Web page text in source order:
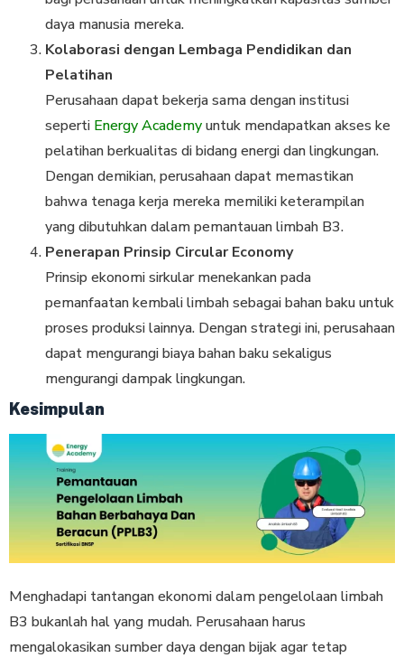
daya manusia mereka.
Kolaborasi dengan Lembaga Pendidikan dan
Pelatihan
Perusahaan dapat bekerja sama dengan institusi
seperti Energy Academyuntuk mendapatkan akses ke
pelatihan berkualitas di bidang energi dan lingkungan.
Dengan demikian, perusahaan dapat memastikan
bahwa tenaga kerja mereka memiliki keterampilan
yang dibutuhkan dalam pemantauan limbah B3.
Penerapan Prinsip Circular Economy
Prinsip ekonomi sirkular menekankan pada
pemanfaatan kembali limbah sebagai bahan baku untuk
proses produksi lainnya. Dengan strategi ini, perusahaan
dapat mengurangi biaya bahan baku sekaligus
mengurangi dampak lingkungan.
Kesimpulan
Menghadapi tantangan ekonomi dalam pengelolaan limbah
B3 bukanlah hal yang mudah. Perusahaan harus
mengalokasikan sumber daya dengan bijak agar tetap